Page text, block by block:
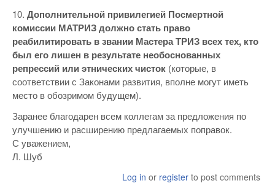
10. Дополнительной привилегией Посмертной
комиссии МАТРИЗ должно стать право
реабилитировать в звании Мастера ТРИЗ всех тех, кто
был его лишен в результате необоснованных
репрессий или этнических чисток (которые, в
соответствии с Законами развития, вполне могут иметь
место в обозримом будущем).
Заранее благодарен всем коллегам за предложения по
улучшению и расширению предлагаемых поправок.
С уважением,
Л. Шуб
Log in or register to post comments